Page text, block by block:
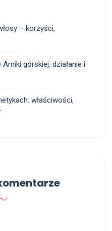
– korzyści,
górskiej: działanie i
właściwości,